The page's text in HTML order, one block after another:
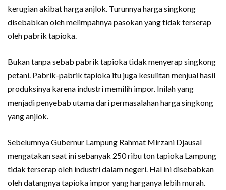
kerugian akibat harga anjlok. Turunnya harga singkong
disebabkan oleh melimpahnya pasokan yang tidak terserap
oleh pabrik tapioka.
Bukan tanpa sebab pabrik tapioka tidak menyerap singkong
petani. Pabrik-pabrik tapioka itu juga kesulitan menjual hasil
produksinya karena industri memilih impor. Inilah yang
menjadi penyebab utama dari permasalahan harga singkong
yang anjlok.
Sebelumnya Gubernur Lampung Rahmat Mirzani Djausal
mengatakan saat ini sebanyak 250 ribu ton tapioka Lampung
tidak terserap oleh industri dalam negeri. Hal ini disebabkan
oleh datangnya tapioka impor yang harganya lebih murah.